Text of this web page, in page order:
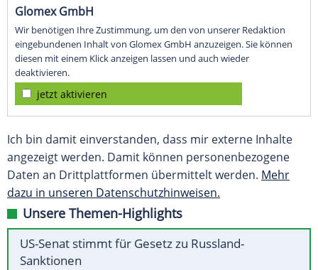
Glomex GmbH
Wir benötigen Ihre Zustimmung, um den von unserer Redaktion
eingebundenen Inhalt von Glomex GmbH anzuzeigen. Sie können
diesen mit einem Klick anzeigen lassen und auch wieder
deaktivieren.
jetzt aktivieren
Ich bin damit einverstanden, dass mir externe Inhalte
angezeigt werden. Damit können personenbezogene
Daten an Drittplattformen übermittelt werden. Mehr
dazu in unseren Datenschutzhinweisen.
Unsere Themen-Highlights
US-Senat stimmt für Gesetz zu Russland-
Sanktionen